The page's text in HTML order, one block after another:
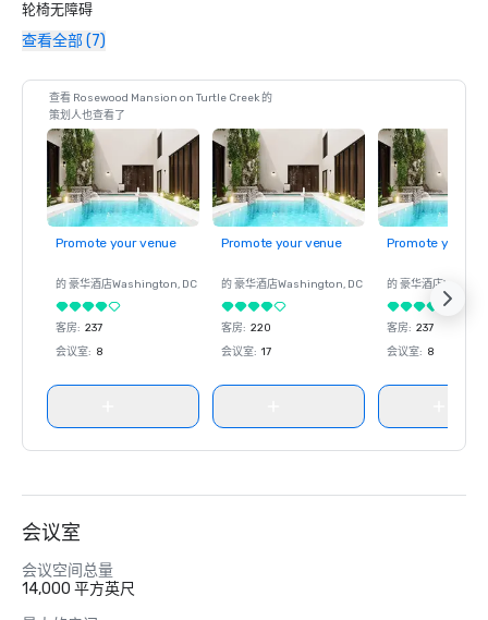
轮椅无障碍
查看全部 (7)
查看 Rosewood Mansion on Turtle Creek 的
策划人也查看了
Promote your venue
的 豪华酒店Washington, DC
客房: 237
会议室: 8
Promote your venue
的 豪华酒店Washington, DC
客房: 220
会议室: 17
Promote your
的 豪华酒店
客房: 237
会议室: 8
会议室
会议空间总量
14,000 平方英尺